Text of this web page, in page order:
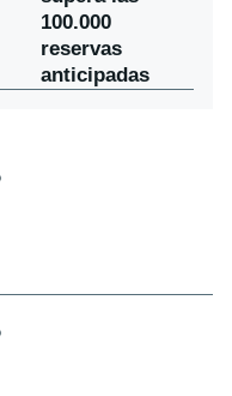
100.000
reservas
anticipadas